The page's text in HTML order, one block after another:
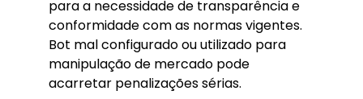
para a necessidade de transparência e
conformidade com as normas vigentes.
Bot mal configurado ou utilizado para
manipulação de mercado pode
acarretar penalizações sérias.